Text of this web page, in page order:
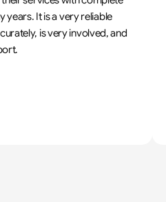
years. It is a very reliable
is very involved, and